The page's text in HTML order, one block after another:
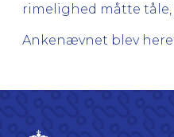
rimelighed måtte tåle,
Ankenævnet blev